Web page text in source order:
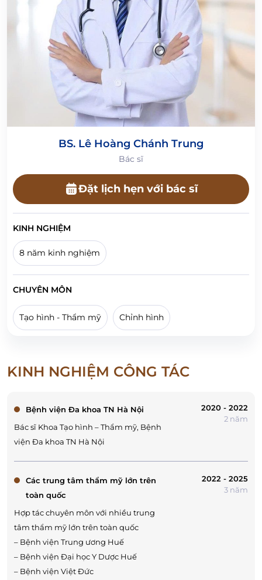
BS. Lê Hoàng Chánh Trung
Bác sĩ
Đặt lịch hẹn với bác sĩ
KINH NGHIỆM
8 năm kinh nghiệm
CHUYÊN MÔN
Tạo hình - Thẩm mỹ Chỉnh hình
KINH NGHIỆM CÔNG TÁC
Bệnh viện Đa khoa TN Hà Nội
Bác sĩ Khoa Tạo hình – Thẩm mỹ, Bệnh
viện Đa khoa TN Hà Nội
2020 - 2022
2 năm
Các trung tâm thẩm mỹ lớn trên
toàn quốc
Hợp tác chuyên môn với nhiều trung
tâm thẩm mỹ lớn trên toàn quốc
– Bệnh viện Trung ương Huế
– Bệnh viện Đại học Y Dược Huế
– Bệnh viện Việt Đức
2022 - 2025
3 năm